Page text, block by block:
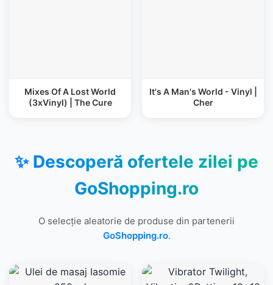
Mixes Of A Lost World
(3xVinyl) | The Cure
It's A Man's World - Vinyl |
Cher
✨ Descoperă ofertele zilei pe
GoShopping.ro
O selecție aleatorie de produse din partenerii
GoShopping.ro.